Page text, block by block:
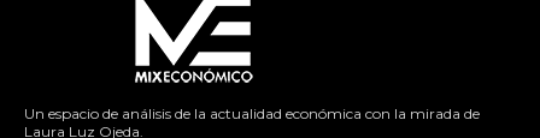
Un espacio de análisis de la actualidad económica con la mirada de
Laura Luz Ojeda.